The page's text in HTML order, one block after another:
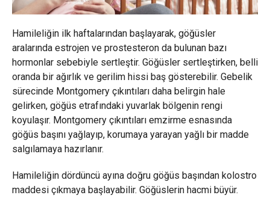
Hamileliğin ilk haftalarından başlayarak, göğüsler
aralarında estrojen ve prostesteron da bulunan bazı
hormonlar sebebiyle sertleştir. Göğüsler sertleştirken, belli
oranda bir ağırlık ve gerilim hissi baş gösterebilir. Gebelik
sürecinde Montgomery çıkıntıları daha belirgin hale
gelirken, göğüs etrafındaki yuvarlak bölgenin rengi
koyulaşır. Montgomery çıkıntıları emzirme esnasında
göğüs başını yağlayıp, korumaya yarayan yağlı bir madde
salgılamaya hazırlanır.
Hamileliğin dördüncü ayına doğru göğüs başından kolostro
maddesi çıkmaya başlayabilir. Göğüslerin hacmi büyür.